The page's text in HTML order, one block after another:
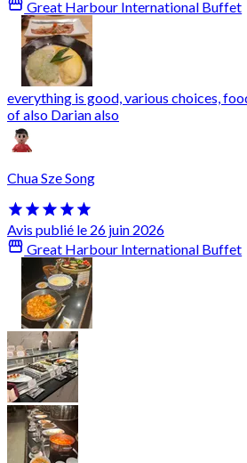
Great Harbour International Buffet
everything is good, various choices,
of also Darian also
Chua Sze Song
Avis publié le 26 juin 2026
Great Harbour International Buffet